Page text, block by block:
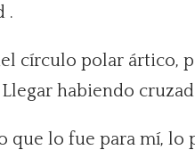
.
círculo polar ártico,
habiendo
que lo fue para mí, lo